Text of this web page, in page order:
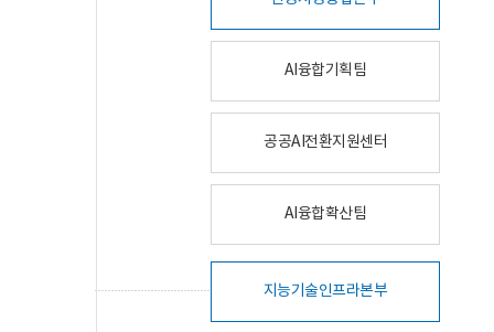
AI융합기획팀
공공AI전환지원센터
AI융합확산팀
지능기술인프라본부